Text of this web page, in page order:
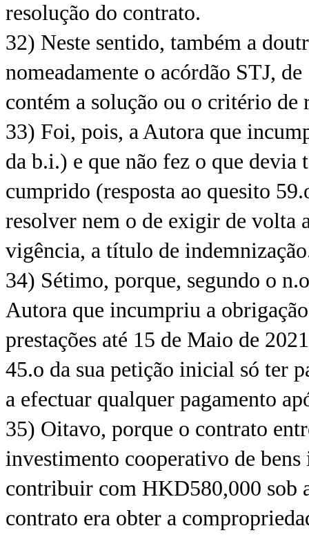
resolução do contrato.
32) Neste sentido, também a
nomeadamente o acórdão STJ,
contém a solução ou o critério de
33) Foi, pois, a Autora que
da b.i.) e que não fez o que devia
cumprido (resposta ao quesito
resolver nem o de exigir de volta
vigência, a título de
34) Sétimo, porque, segundo o
Autora que incumpriu a
prestações até 15 de Maio de
45.o da sua petição inicial só ter
a efectuar qualquer pagamento
35) Oitavo, porque o contrato
investimento cooperativo de
contribuir com HKD580,000 sob
contrato era obter a